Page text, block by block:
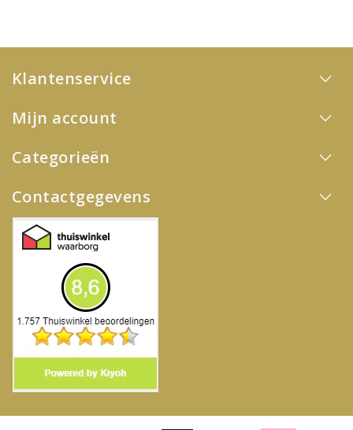
Klantenservice
Mijn account
Categorieën
Contactgegevens